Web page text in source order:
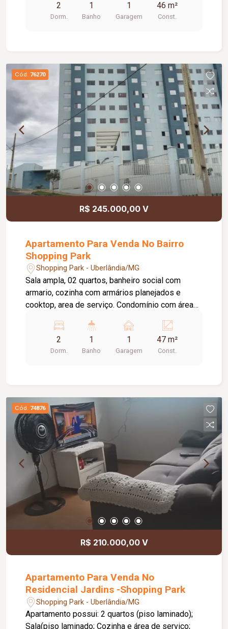
2
Dorm.
1
Banho
1
Garagem
46 m²
Const.
Cód. 76270
R$ 245.000,00 V
Apartamento Para Venda No Bairro
Shopping Park
Shopping Park - Uberlândia/MG
Sala ampla, 02 quartos, banheiro social com
armario, cozinha com armários planejados e
cooktop, area de serviço. Condomínio com área
parquinho infantil e mercadinho.
2
Dorm.
1
Banho
1
Garagem
47 m²
Const.
Cód. 74876
R$ 210.000,00 V
Apartamento Para Venda No
Residencial Jardins -Shopping Park
Shopping Park - Uberlândia/MG
Apartamento possui: 2 quartos (piso laminado);
Sala(piso laminado; Cozinha e área de serviço;